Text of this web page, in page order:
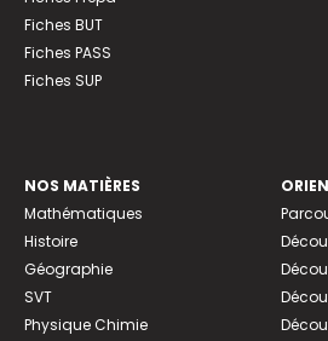
Fiches BUT
Fiches PASS
Fiches SUP
NOS MATIÈRES
Mathématiques
Histoire
Géographie
SVT
Physique Chimie